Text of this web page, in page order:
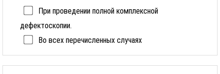
При проведении полной комплексной
дефектоскопии.
Во всех перечисленных случаях